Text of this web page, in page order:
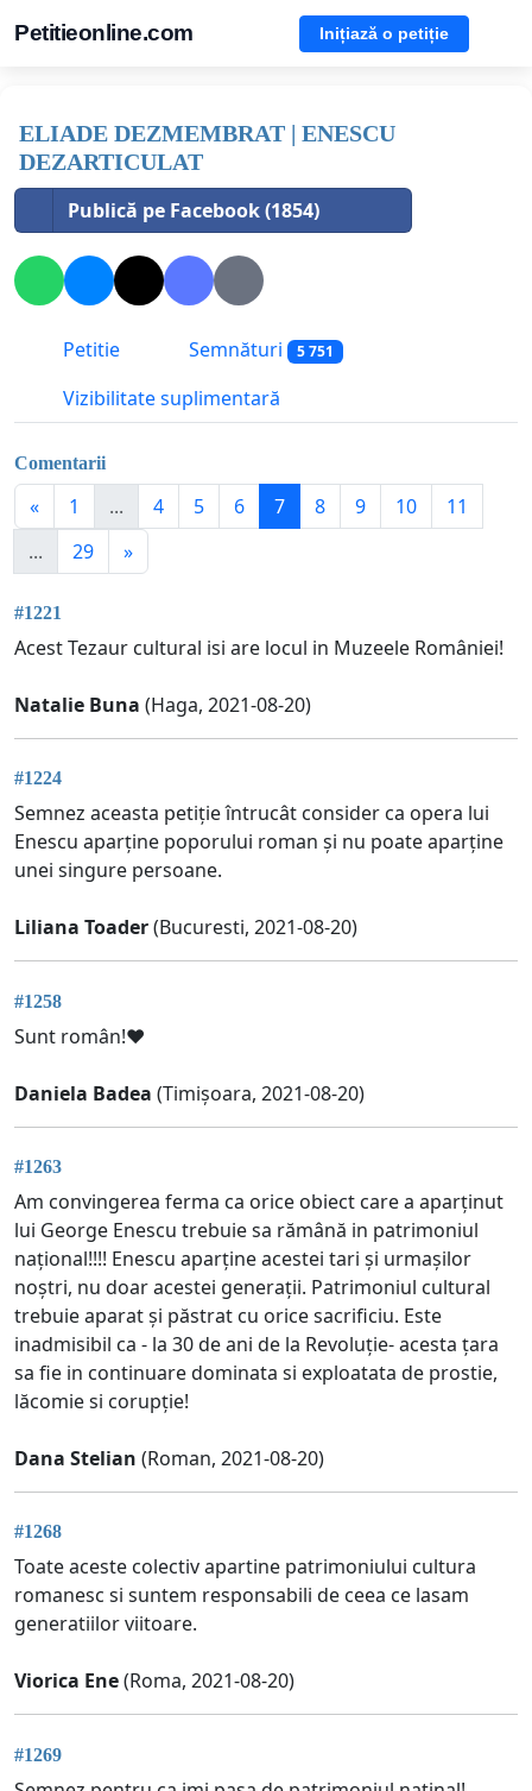
Petitieonline.com Inițiază o petiție
ELIADE DEZMEMBRAT | ENESCU
DEZARTICULAT
Publică pe Facebook (1854)
Petitie Semnături 5 751
Vizibilitate suplimentară
Comentarii
« 1 ... 4 5 6 7 8 9 10
11
...
29 »
#1221
Acest Tezaur cultural isi are locul in Muzeele României!
Natalie Buna (Haga, 2021-08-20)
#1224
Semnez aceasta petiție întrucât consider ca opera lui
Enescu aparține poporului roman și nu poate aparține
unei singure persoane.
Liliana Toader(Bucuresti, 2021-08-20)
#1258
Sunt român!♥️
Daniela Badea (Timișoara, 2021-08-20)
#1263
Am convingerea ferma ca orice obiect care a aparținut
lui George Enescu trebuie sa rămână in patrimoniul
național!!!! Enescu aparține acestei tari și urmașilor
noștri, nu doar acestei generații. Patrimoniul cultural
trebuie aparat și păstrat cu orice sacrificiu. Este
inadmisibil ca - la 30 de ani de la Revoluție- acesta țara
sa fie in continuare dominata si exploatata de prostie,
lăcomie si corupție!
Dana Stelian (Roman, 2021-08-20)
#1268
Toate aceste colectiv apartine patrimoniului cultura
romanesc si suntem responsabili de ceea ce lasam
generatiilor viitoare.
Viorica Ene(Roma, 2021-08-20)
#1269